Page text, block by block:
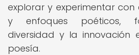
explorar y experimentar con
y enfoques poéticos,
diversidad y la innovación
poesía.